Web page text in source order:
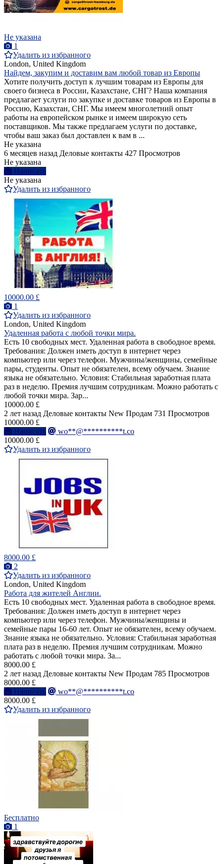
Не указана
1
Удалить из избранного
London, United Kingdom
Найдем, закупим и доставим вам любой товар из Европы
Хотите получить доступ к лучшим товарам из Европы для
своего бизнеса в России, Казахстане, СНГ? Наша компания
предлагает услуги по закупке и доставке товаров из Европы в
Россию, Казахстан, СНГ. Мы имеем многолетний опыт
работы на европейском рынке и имеем широкую сеть
поставщиков. Мы также предлагаем услуги по доставке,
чтобы ваш заказ был доставлен к вам в ...
Не указана
6 месяцев назад Деловые контакты 427 Просмотров
Не указана
Написать
Не указана
Удалить из избранного
10000.00 £
1
Удалить из избранного
London, United Kingdom
Удаленная работа с любой точки мира.
Есть 10 свободных мест. Удаленная работа в свободное время.
Требования: Должен иметь доступ в интернет через
компьютер или через телефон. Мужчины/женщины, семейные
пары, студенты. Опыт не обязателен, всему обучаем. Знание
языка не обязательно. Условия: Стабильная заработная плата
раз в неделю. Премия лучшим сотрудникам. Можно работать с
любой точки мира. Зар...
10000.00 £
2 лет назад Деловые контакты New Продам 731 Просмотров
10000.00 £
Написать
wo**@**********t.co
10000.00 £
Удалить из избранного
8000.00 £
2
Удалить из избранного
London, United Kingdom
Работа для жителей Англии.
Есть 10 свободных мест. Удаленная работа в свободное время.
Требования: Должен иметь доступ в интернет через
компьютер или через телефон. Мужчины/женщины и
семейные пары 16-60 лет. Опыт не обязателен, всему обучаем.
Знание языка не обязательно. Условия: Стабильная заработная
плата раз в неделю. Премия лучшим сотрудникам. Можно
работать с любой точки мира. За...
8000.00 £
2 лет назад Деловые контакты New Продам 785 Просмотров
8000.00 £
Написать
wo**@**********t.co
8000.00 £
Удалить из избранного
Бесплатно
1